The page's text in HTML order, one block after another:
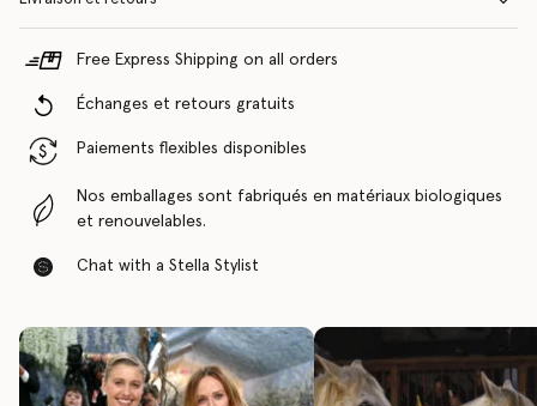
Free Express Shipping on all orders
Échanges et retours gratuits
Paiements flexibles disponibles
Nos emballages sont fabriqués en matériaux biologiques
et renouvelables.
Chat with a Stella Stylist